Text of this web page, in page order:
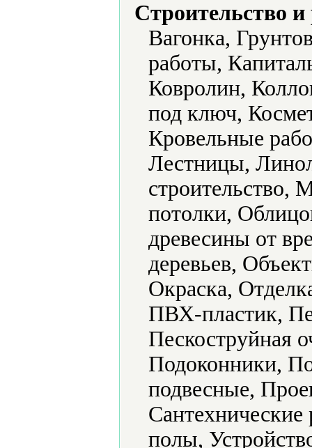
Строительство
Вагонка,
работы,
Ковролин,
под ключ,
Кровельные
Лестницы,
строительство,
потолки,
древесины от
деревьев,
Окраска,
ПВХ-пластик,
Пескоструйная
Подоконники,
подвесные,
полы,